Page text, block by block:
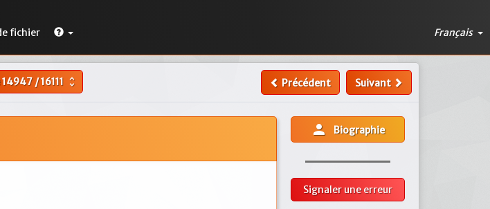
fichier Français
14947/16111 unfold_more Précédent Suivant
person Biographie
Signaler une erreur